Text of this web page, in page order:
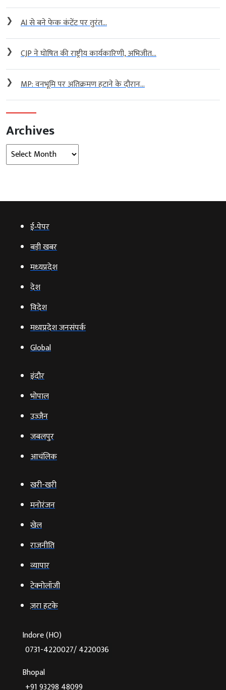
❯ AI से बने फेक कंटेंट पर तुरंत...
❯ CJP ने घोषित की राष्ट्रीय कार्यकारिणी, अभिजीत...
❯ MP: वनभूमि पर अतिक्रमण हटाने के दौरान...
Archives
Archives
ई‑पेपर
बड़ी खबर
मध्‍यप्रदेश
देश
विदेश
मध्यप्रदेश जनसंपर्क
Global
इंदौर
भोपाल
उज्‍जैन
जबलपुर
आचंलिक
खरी-खरी
मनोरंजन
खेल
राजनीति
व्‍यापार
टेक्‍नोलॉजी
ज़रा हटके
Indore (HO)
0731-4220027/ 4220036
Bhopal